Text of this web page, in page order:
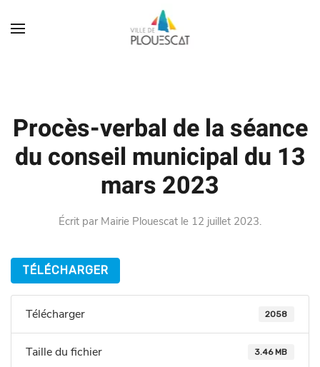
Procès-verbal de la séance
du conseil municipal du 13
mars 2023
Écrit par Mairie Plouescat le 12 juillet 2023.
TÉLÉCHARGER
Télécharger 2058
Taille du fichier 3.46 MB